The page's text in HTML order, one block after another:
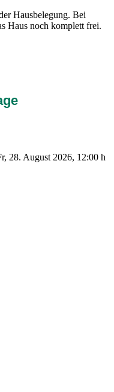
Hausbelegung. Bei
Haus noch komplett frei.
28. August 2026, 12:00 h